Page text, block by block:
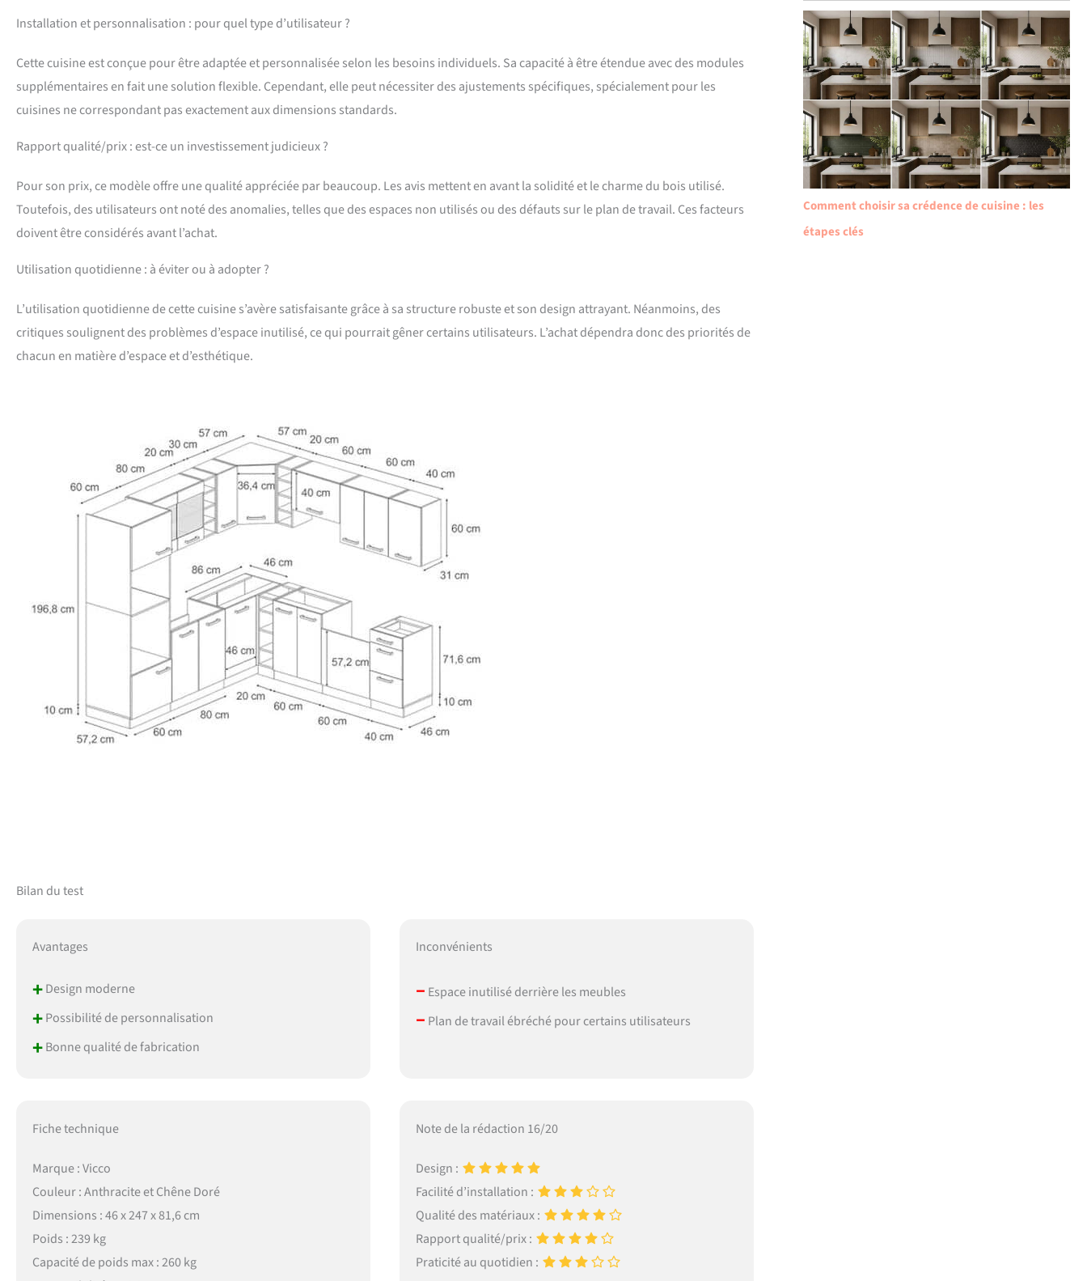
Installation et personnalisation : pour quel type d’utilisateur ?
Cette cuisine est conçue pour être adaptée et personnalisée selon les besoins individuels. Sa capacité à être étendue avec des modules
supplémentaires en fait une solution flexible. Cependant, elle peut nécessiter des ajustements spécifiques, spécialement pour les
cuisines ne correspondant pas exactement aux dimensions standards.
Rapport qualité/prix : est-ce un investissement judicieux ?
Pour son prix, ce modèle offre une qualité appréciée par beaucoup. Les avis mettent en avant la solidité et le charme du bois utilisé.
Toutefois, des utilisateurs ont noté des anomalies, telles que des espaces non utilisés ou des défauts sur le plan de travail. Ces facteurs
doivent être considérés avant l’achat.
Utilisation quotidienne : à éviter ou à adopter ?
L’utilisation quotidienne de cette cuisine s’avère satisfaisante grâce à sa structure robuste et son design attrayant. Néanmoins, des
critiques soulignent des problèmes d’espace inutilisé, ce qui pourrait gêner certains utilisateurs. L’achat dépendra donc des priorités de
chacun en matière d’espace et d’esthétique.
Bilan du test
Avantages
+Design moderne
+Possibilité de personnalisation
+Bonne qualité de fabrication
Inconvénients
– Espace inutilisé derrière les meubles
– Plan de travail ébréché pour certains utilisateurs
Fiche technique
Marque : Vicco
Couleur : Anthracite et Chêne Doré
Dimensions : 46 x 247 x 81,6 cm
Poids : 239 kg
Capacité de poids max : 260 kg
Note de la rédaction 16/20
Design :
Facilité d’installation :
Qualité des matériaux :
Rapport qualité/prix :
Praticité au quotidien :
Comment choisir sa crédence de cuisine : les
étapes clés